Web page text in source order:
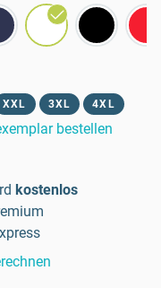
XXL 3XL 4XL
bestellen
kostenlos